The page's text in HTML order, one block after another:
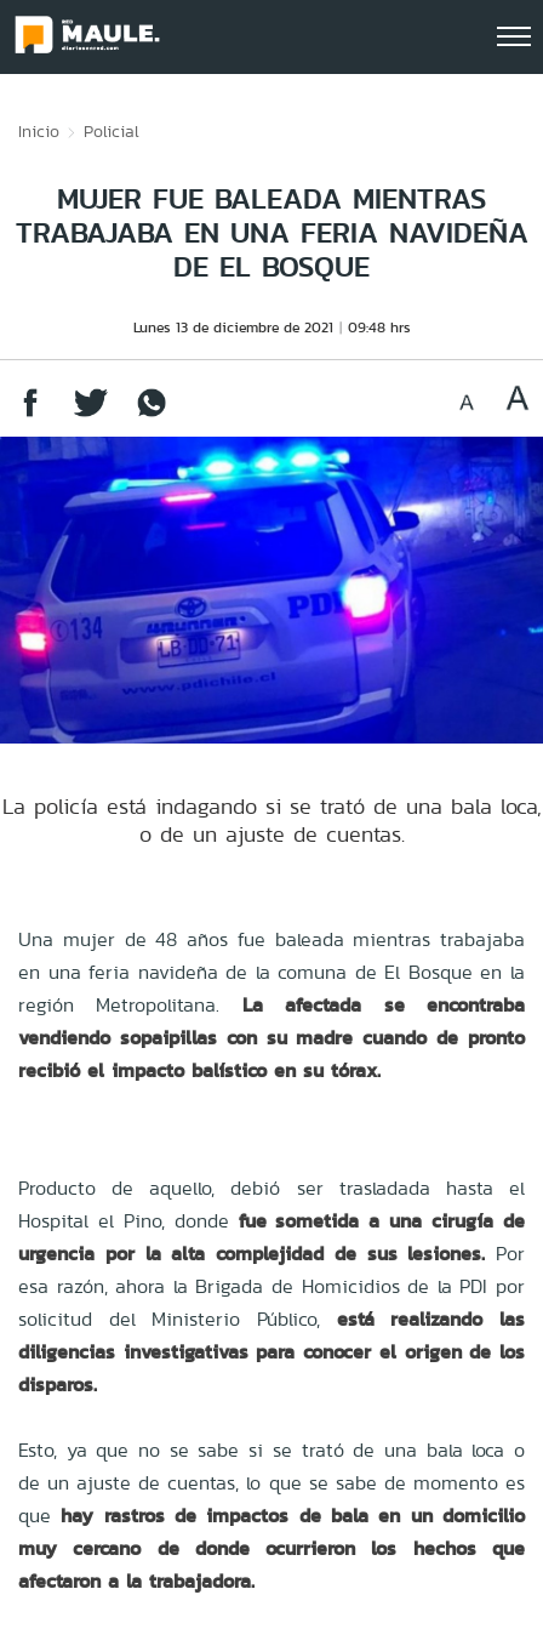
Inicio Policial
MUJER FUE BALEADA MIENTRAS
TRABAJABA EN UNA FERIA NAVIDEÑA
DE EL BOSQUE
Lunes 13 de diciembre de 2021 09:48 hrs
La policía está indagando si se trató de una bala loca,
o de un ajuste de cuentas.
Una mujer de 48 años fue baleada mientras trabajaba
en una feria navideña de la comuna de El Bosque en la
región Metropolitana. La afectada se encontraba
vendiendo sopaipillas con su madre cuando de pronto
recibió el impacto balístico en su tórax.
Producto de aquello, debió ser trasladada hasta el
Hospital el Pino, donde fue sometida a una cirugía de
urgencia por la alta complejidad de sus lesiones. Por
esa razón, ahora la Brigada de Homicidios de la PDI por
solicitud del Ministerio Público, está realizando las
diligencias investigativas para conocer el origen de los
disparos.
Esto, ya que no se sabe si se trató de una bala loca o
de un ajuste de cuentas, lo que se sabe de momento es
que hay rastros de impactos de bala en un domicilio
muy cercano de donde ocurrieron los hechos que
afectaron a la trabajadora.